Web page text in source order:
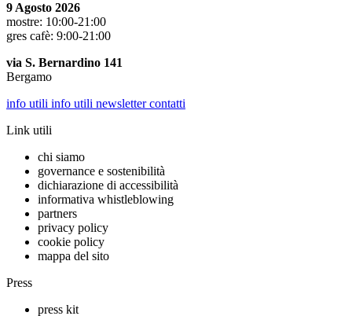
9 Agosto 2026
mostre: 10:00-21:00
gres cafè: 9:00-21:00
via S. Bernardino 141
Bergamo
info utili info utili newslettercontatti
Link utili
chi siamo
governance e sostenibilità
dichiarazione di accessibilità
informativa whistleblowing
partners
privacy policy
cookie policy
mappa del sito
Press
press kit